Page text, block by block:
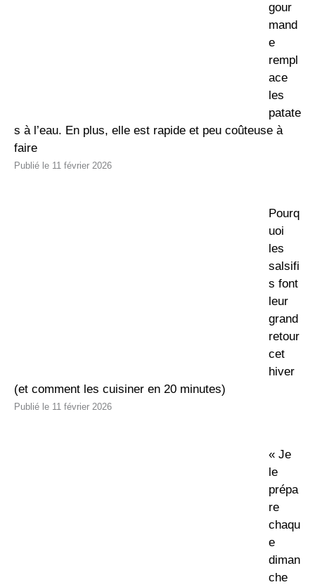
gour
mand
e
rempl
ace
les
patate
s à l’eau. En plus, elle est rapide et peu coûteuse à
faire
11 février 2026
Pourq
uoi
les
salsifi
s font
leur
grand
retour
cet
hiver
(et comment les cuisiner en 20 minutes)
11 février 2026
« Je
le
prépa
re
chaqu
e
diman
che